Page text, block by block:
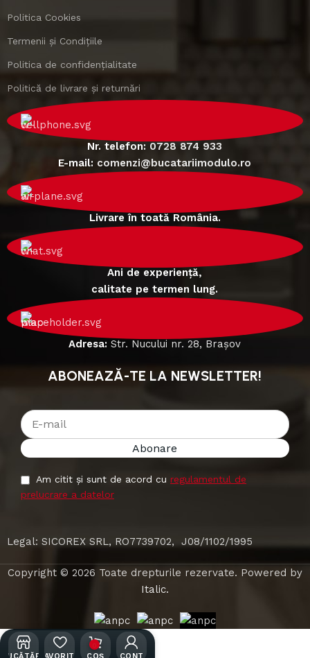
Politica Cookies
Termenii și Condițiile
Politica de confidențialitate
Politică de livrare și returnări
Nr. telefon: 0728 874 933
E-mail: comenzi@bucatariimodulo.ro
Livrare în toată România.
Ani de experiență,
calitate pe termen lung.
Adresa: Str. Nucului nr. 28, Brașov
ABONEAZĂ-TE LA NEWSLETTER!
Am citit și sunt de acord cu regulamentul de
prelucrare a datelor
Legal: SICOREX SRL, RO7739702, J08/1102/1995
Copyright © 2026 Toate drepturile rezervate. Powered by
Italic.
0